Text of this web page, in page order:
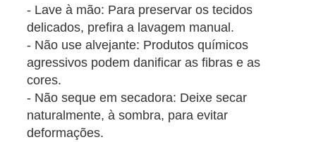
- Lave à mão: Para preservar os tecidos
delicados, prefira a lavagem manual.
- Não use alvejante: Produtos químicos
agressivos podem danificar as fibras e as
cores.
- Não seque em secadora: Deixe secar
naturalmente, à sombra, para evitar
deformações.